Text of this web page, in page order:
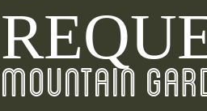
MOUNTAIN